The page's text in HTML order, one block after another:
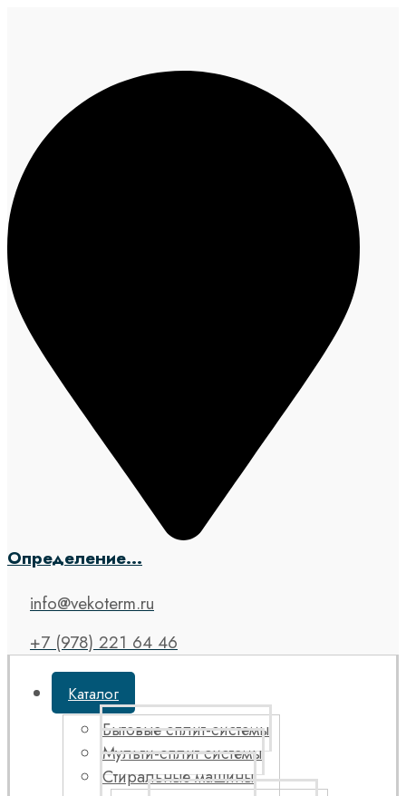
Определение...
info@vekoterm.ru
+7 (978) 221 64 46
Каталог
Бытовые сплит-системы
Мульти-сплит системы
Стиральные машины